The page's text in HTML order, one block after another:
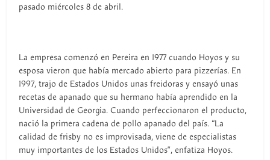
pasado miércoles 8 de abril.
La empresa comenzó en Pereira en 1977 cuando Hoyos y su
esposa vieron que había mercado abierto para pizzerías. En
1997, trajo de Estados Unidos unas freidoras y ensayó unas
recetas de apanado que su hermano había aprendido en la
Universidad de Georgia. Cuando perfeccionaron el producto,
nació la primera cadena de pollo apanado del país. “La
calidad de frisby no es improvisada, viene de especialistas
muy importantes de los Estados Unidos”, enfatiza Hoyos.